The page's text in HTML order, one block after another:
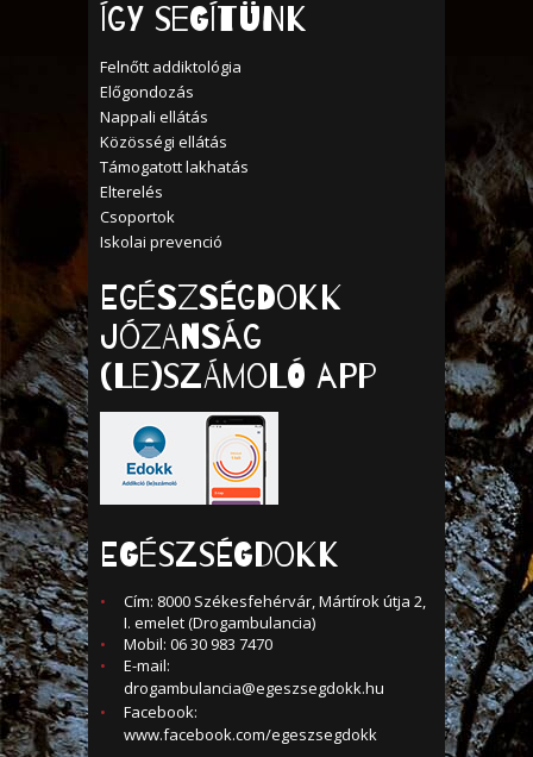
Így segítünk
Felnőtt addiktológia
Előgondozás
Nappali ellátás
Közösségi ellátás
Támogatott lakhatás
Elterelés
Csoportok
Iskolai prevenció
Egészségdokk
Józanság
(Le)számoló APP
EGÉSZSÉGDOKK
Cím: 8000 Székesfehérvár, Mártírok útja 2,
I. emelet (Drogambulancia)
Mobil: 06 30 983 7470
E-mail:
drogambulancia@egeszsegdokk.hu
Facebook:
www.facebook.com/egeszsegdokk